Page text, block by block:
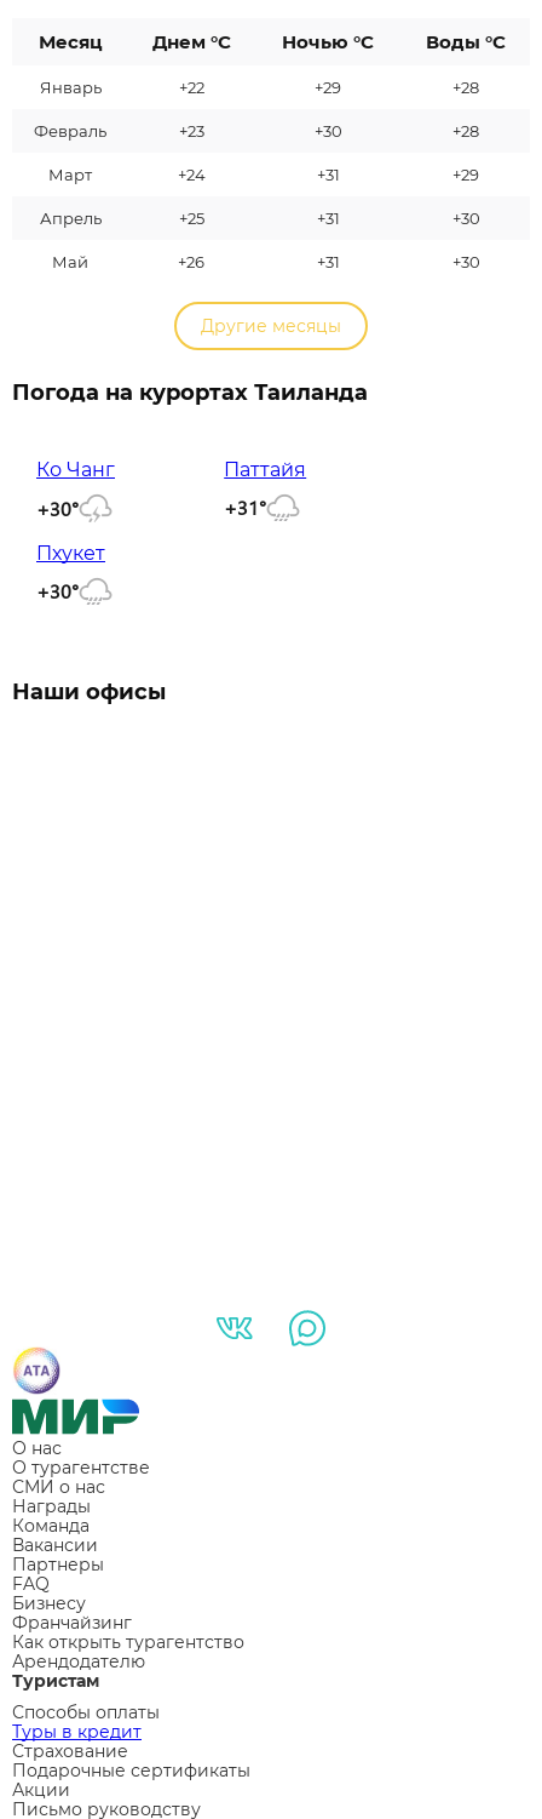
Месяц Днем °C Ночью °C Воды °C
Январь +22 +29 +28
Февраль +23 +30 +28
Март +24 +31 +29
Апрель +25 +31 +30
Май +26 +31 +30
Другие месяцы
Погода на курортах Таиланда
Ко Чанг
+30°
Паттайя
+31°
Пхукет
+30°
Наши офисы
О нас
О турагентстве
СМИ о нас
Награды
Команда
Вакансии
Партнеры
FAQ
Бизнесу
Франчайзинг
Как открыть турагентство
Арендодателю
Туристам
Способы оплаты
Туры в кредит
Страхование
Подарочные сертификаты
Акции
Письмо руководству